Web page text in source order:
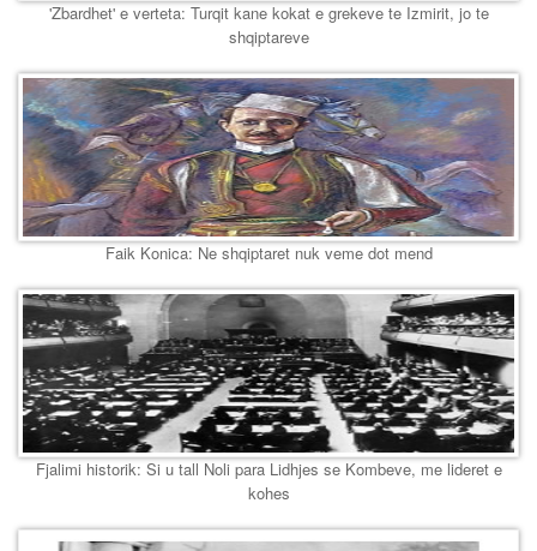
'Zbardhet' e verteta: Turqit kane kokat e grekeve te Izmirit, jo te
shqiptareve
Faik Konica: Ne shqiptaret nuk veme dot mend
Fjalimi historik: Si u tall Noli para Lidhjes se Kombeve, me lideret e
kohes